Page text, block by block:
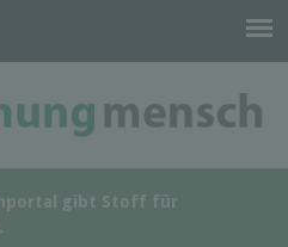
gibt Stoff für